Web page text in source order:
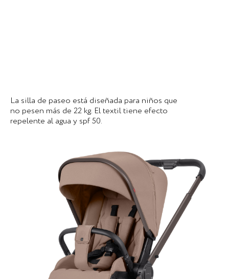
La silla de paseo está diseñada para niños que
no pesen más de 22 kg. El textil tiene efecto
repelente al agua y spf 50.